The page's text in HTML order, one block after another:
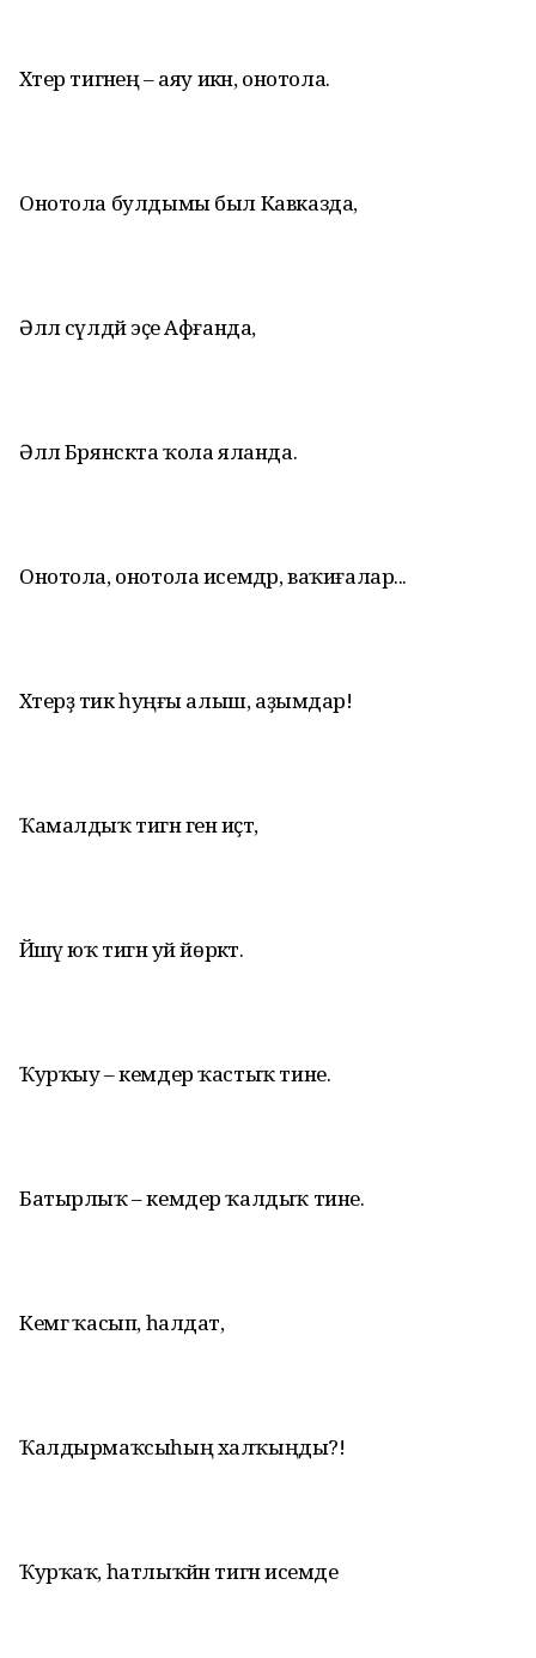
Хәтер тигәнең – аяу икән, онотола.
Онотола булдымы был Кавказда,
Әллә сүлдәй эҫе Афғанда,
Әллә Брянскта ҡола яланда.
Онотола, онотола исемдәр, ваҡиғалар...
Хәтерҙә тик һуңғы алыш, аҙымдар!
Ҡамалдыҡ тигән генә иҫтә,
Йәшәү юҡ тигән уй йөрәктә.
Ҡурҡыу – кемдер ҡастыҡ тине.
Батырлыҡ – кемдер ҡалдыҡ тине.
Кемгә ҡасып, һалдат,
Ҡалдырмаҡсыһың халҡыңды?!
Ҡурҡаҡ, һатлыҡйән тигән исемде